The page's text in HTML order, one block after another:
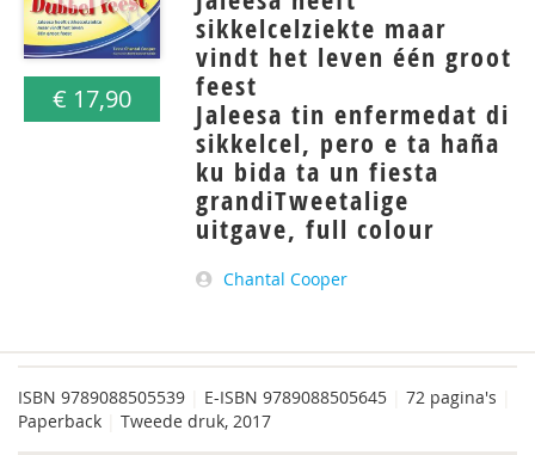
€ 17,90
sikkelcelziekte maar
vindt het leven één groot
feest
Jaleesa tin enfermedat di
sikkelcel, pero e ta haña
ku bida ta un fiesta
grandiTweetalige
uitgave, full colour
Chantal Cooper
ISBN 9789088505539 E-ISBN 9789088505645 72 pagina's
Paperback
Tweede druk, 2017